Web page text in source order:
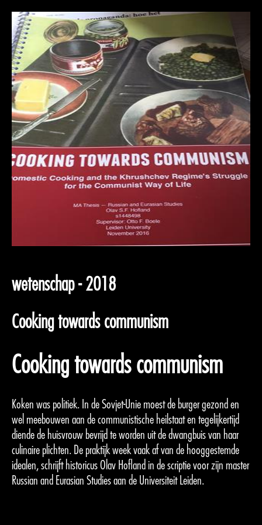
wetenschap - 2018
Cooking towards communism
Cooking towards communism
Koken was politiek. In de Sovjet-Unie moest de burger gezond en
wel meebouwen aan de communistische heilstaat en tegelijkertijd
diende de huisvrouw bevrijd te worden uit de dwangbuis van haar
culinaire plichten. De praktijk week vaak af van de hooggestemde
idealen, schrijft historicus Olav Hofland in de scriptie voor zijn master
Russian and Eurasian Studies aan de Universiteit Leiden.